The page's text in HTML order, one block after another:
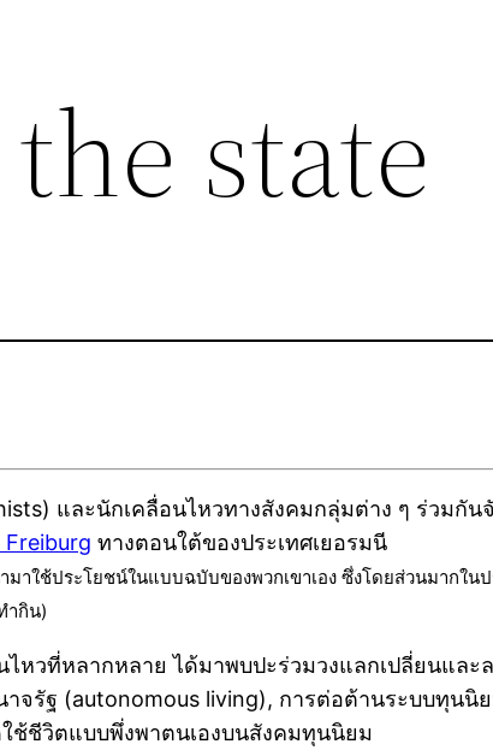
state
และนักเคลื่อนไหวทางสังคมกลุ่มต่าง ๆ ร่วมกัน
Freiburg ทางตอนใต้ของประเทศเยอรมนี
าใช้ประโยชน์ในแบบฉบับของพวกเขาเอง ซึ่งโดยส่วนมากใ
ำกิน)
ไหวที่หลากหลาย ได้มาพบปะร่วมวงแลกเปลี่ยนแล
จรัฐ (autonomous living), การต่อต้านระบบทุน
ช้ชีวิตแบบพึ่งพาตนเองบนสังคมทุนนิยม